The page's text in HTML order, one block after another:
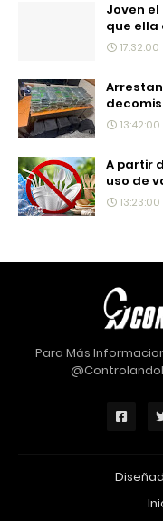
Joven
que ella
17:32:00
13:42:00
A partir
uso de
13:23:00
Para Más